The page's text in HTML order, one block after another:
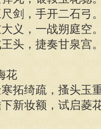
剑，手开二石弓
义，一战朔庭空
头，捷奏甘泉宫
花
拓绮疏，搔头玉
新妆额，试启菱